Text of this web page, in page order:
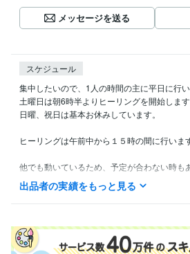
メッセージを送る
スケジュール
集中したいので、1人の時間の主に平日に行い
土曜日は朝6時半よりヒーリングを開始します
日曜、祝日は基本お休みしています。
ヒーリングは午前中から１５時の間に行います
他でも動いているため、予定が合わない時も
めに動けるようにいたします。
基本のやり取りはこちらのお取引からお願い
出品者の実績をもっと見る